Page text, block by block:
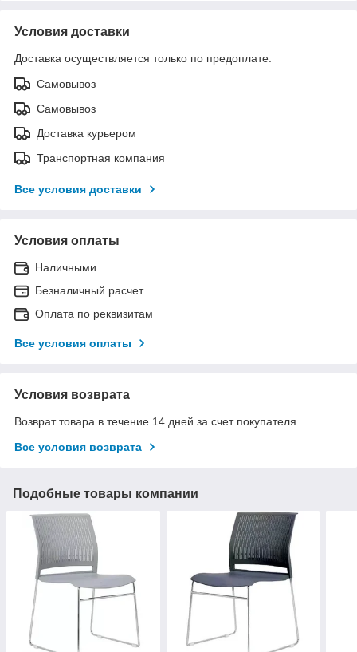
Условия доставки
Доставка осуществляется только по предоплате.
Самовывоз
Самовывоз
Доставка курьером
Транспортная компания
Все условия доставки
Условия оплаты
Наличными
Безналичный расчет
Оплата по реквизитам
Все условия оплаты
Условия возврата
Возврат товара в течение 14 дней за счет покупателя
Все условия возврата
Подобные товары компании